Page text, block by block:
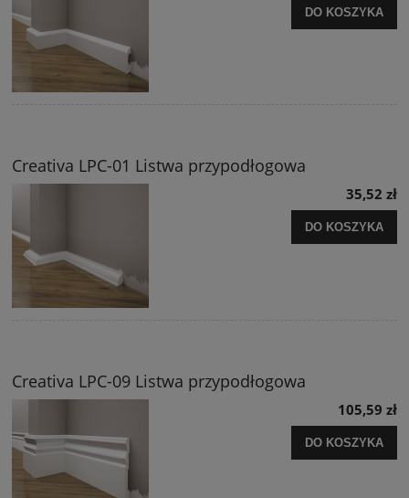
DO KOSZYKA
Creativa LPC-01 Listwa przypodłogowa
35,52 zł
DO KOSZYKA
Creativa LPC-09 Listwa przypodłogowa
105,59 zł
DO KOSZYKA